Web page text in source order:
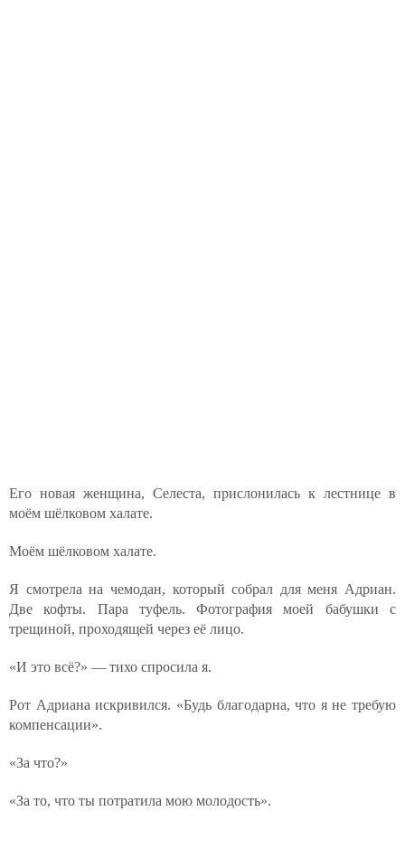
Его новая женщина, Селеста, прислонилась к лестнице в
моём шёлковом халате.
Моём шёлковом халате.
Я смотрела на чемодан, который собрал для меня Адриан.
Две кофты. Пара туфель. Фотография моей бабушки с
трещиной, проходящей через её лицо.
«И это всё?» — тихо спросила я.
Рот Адриана искривился. «Будь благодарна, что я не требую
компенсации».
«За что?»
«За то, что ты потратила мою молодость».